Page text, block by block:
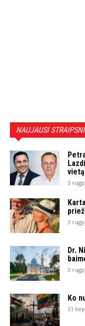
NAUJAUSI
3
3
Dr.
3
Ko
31